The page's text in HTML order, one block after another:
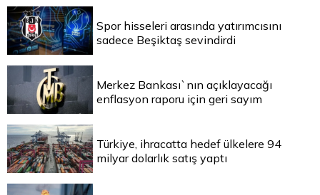
Spor hisseleri arasında yatırımcısını
sadece Beşiktaş sevindirdi
Merkez Bankası`nın açıklayacağı
enflasyon raporu için geri sayım
Türkiye, ihracatta hedef ülkelere 94
milyar dolarlık satış yaptı